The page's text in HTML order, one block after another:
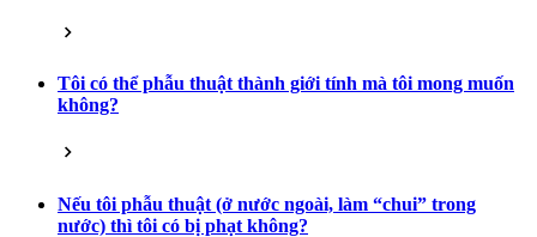
Tôi có thể phẫu thuật thành giới tính mà tôi mong muốn
không?
Nếu tôi phẫu thuật (ở nước ngoài, làm “chui” trong
nước) thì tôi có bị phạt không?